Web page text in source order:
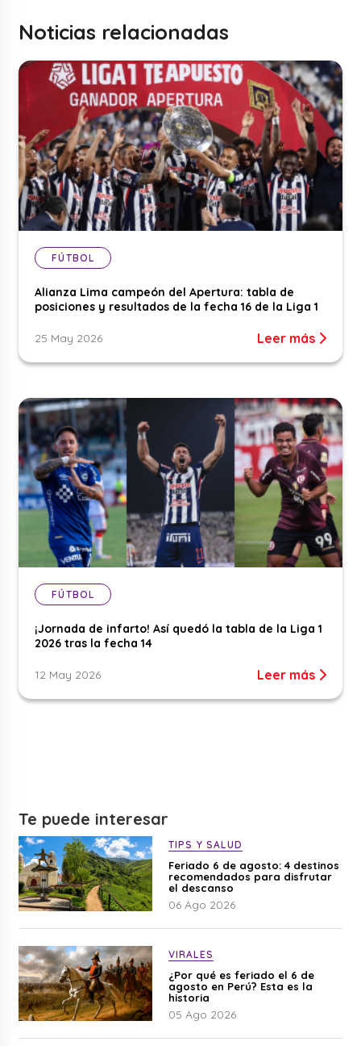
Noticias relacionadas
FÚTBOL
Alianza Lima campeón del Apertura: tabla de
posiciones y resultados de la fecha 16 de la Liga 1
25 May 2026 Leer más
FÚTBOL
¡Jornada de infarto! Así quedó la tabla de la Liga 1
2026 tras la fecha 14
12 May 2026 Leer más
Te puede interesar
TIPS Y SALUD
Feriado 6 de agosto: 4 destinos
recomendados para disfrutar
el descanso
06 Ago 2026
VIRALES
¿Por qué es feriado el 6 de
agosto en Perú? Esta es la
historia
05 Ago 2026